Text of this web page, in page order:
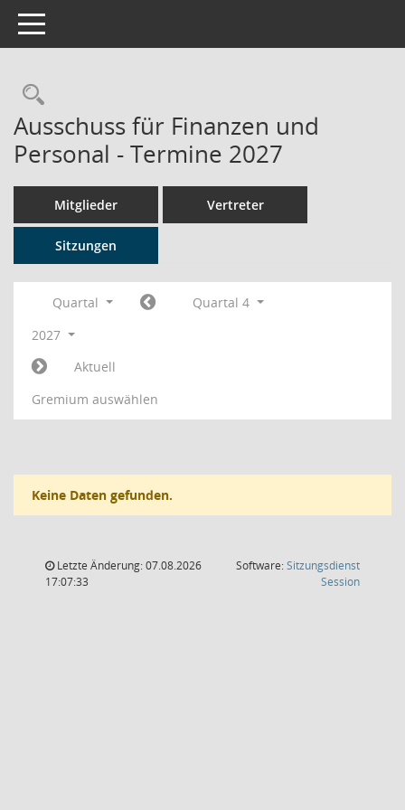
Toggle navigation
Rechercheauswahl
Ausschuss für Finanzen und
Personal - Termine 2027
Mitglieder Vertreter
Sitzungen
Quartal
Quartal 4
2027
Aktuell
Gremium auswählen
Keine Daten gefunden.
Letzte Änderung: 07.08.2026
17:07:33
Software:Sitzungsdienst
Session(Wird in